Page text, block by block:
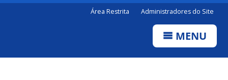
Área Restrita Administradores do Site
MENU